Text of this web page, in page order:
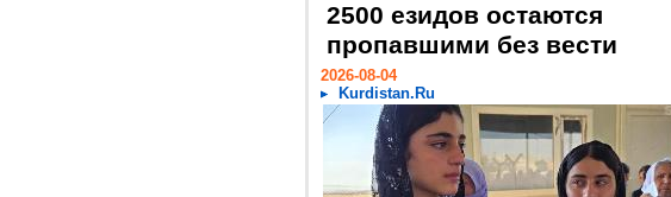
2500 езидов остаются
пропавшими без вести
2026-08-04
Kurdistan.Ru